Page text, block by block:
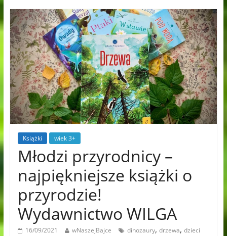
Książki wiek 3+
Młodzi przyrodnicy –
najpiękniejsze książki o
przyrodzie!
Wydawnictwo WILGA
16/09/2021 wNaszejBajce dinozaury, drzewa, dzieci